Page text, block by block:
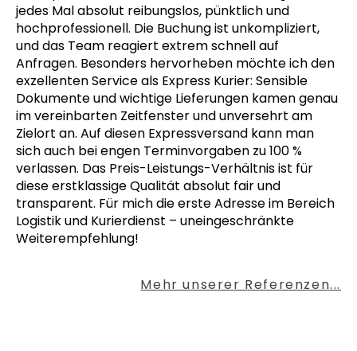
jedes Mal absolut reibungslos, pünktlich und
hochprofessionell. Die Buchung ist unkompliziert,
und das Team reagiert extrem schnell auf
Anfragen. Besonders hervorheben möchte ich den
exzellenten Service als Express Kurier: Sensible
Dokumente und wichtige Lieferungen kamen genau
im vereinbarten Zeitfenster und unversehrt am
Zielort an. Auf diesen Expressversand kann man
sich auch bei engen Terminvorgaben zu 100 %
verlassen. Das Preis-Leistungs-Verhältnis ist für
diese erstklassige Qualität absolut fair und
transparent. Für mich die erste Adresse im Bereich
Logistik und Kurierdienst – uneingeschränkte
Weiterempfehlung!
Mehr unserer Referenzen...